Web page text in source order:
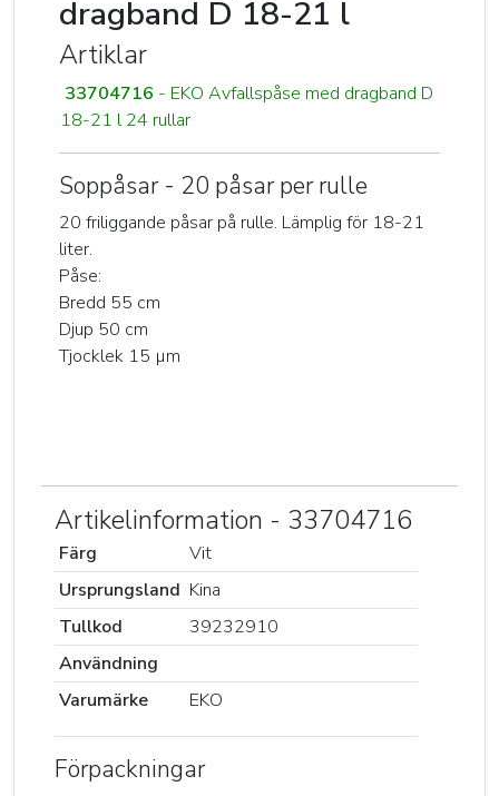
dragband D 18-21 l
Artiklar
33704716 - EKO Avfallspåse med dragband D
18-21 l 24 rullar
Soppåsar - 20 påsar per rulle
20 friliggande påsar på rulle. Lämplig för 18-21
liter.
Påse:
Bredd 55 cm
Djup 50 cm
Tjocklek 15 µm
Artikelinformation - 33704716
Färg
Vit
Ursprungsland Kina
Tullkod
39232910
Användning
Varumärke
EKO
Förpackningar